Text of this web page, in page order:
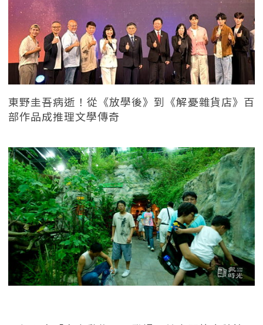
東野圭吾病逝！從《放學後》到《解憂雜貨店》百
部作品成推理文學傳奇